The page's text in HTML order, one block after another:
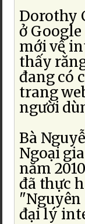
Dorothy
ở
mới về
thấy
đang có
trang
người
Bà
Ngoại
năm
đã thực
"Nguyên
đại lý